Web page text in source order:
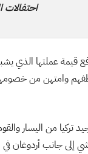
وامتهن من
تركيا من اليسار
إلى جانب أردوغان